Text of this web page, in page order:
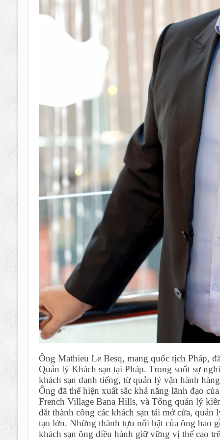
Ông Mathieu Le Besq, mang quốc tịch Pháp,
Quản lý Khách sạn tại Pháp. Trong suốt sự
khách sạn danh tiếng, từ quản lý vận hành
Ông đã thể hiện xuất sắc khả năng lãnh đạo
French Village Bana Hills, và Tổng quản lý
dắt thành công các khách sạn tái mở cửa,
tạo lớn. Những thành tựu nổi bật của ông bao
khách sạn ông điều hành giữ vững vị thế cao